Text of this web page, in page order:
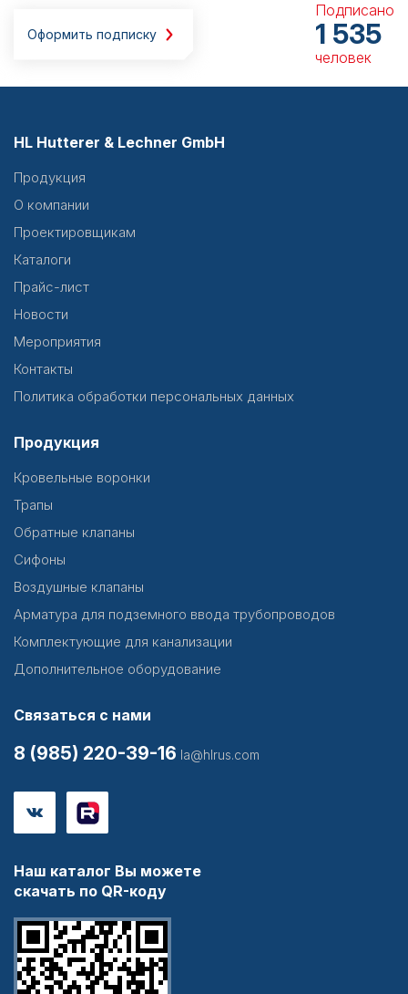
Оформить подписку
Подписано
1 535
человек
HL Hutterer & Lechner GmbH
Продукция
О компании
Проектировщикам
Каталоги
Прайс-лист
Новости
Мероприятия
Контакты
Политика обработки персональных данных
Продукция
Кровельные воронки
Трапы
Обратные клапаны
Сифоны
Воздушные клапаны
Арматура для подземного ввода трубопроводов
Комплектующие для канализации
Дополнительное оборудование
Связаться с нами
8 (985) 220-39-16 la@hlrus.com
Наш каталог Вы можете
скачать по QR-коду